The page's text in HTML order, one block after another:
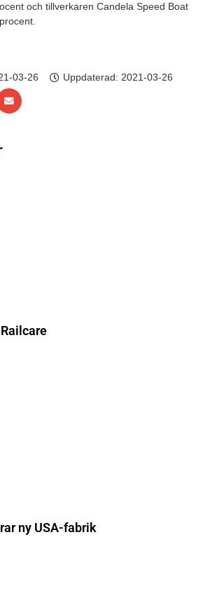
och tillverkaren Candela Speed Boat
03-26 Uppdaterad: 2021-03-26
ny USA-fabrik